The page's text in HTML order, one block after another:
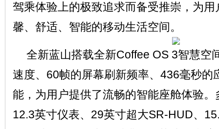
驾乘体验上的极致追求而备受推崇，为
馨、舒适、智能的移动生活空间。
全新蓝山搭载全新Coffee OS 3智慧空
速度、60帧的屏幕刷新频率、436毫秒的
能，为用户提供了流畅的智能座舱体验
12.3英寸仪表、29英寸超大SR-HUD、